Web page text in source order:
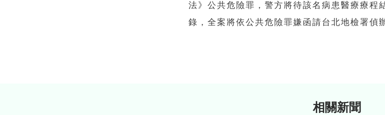
法》公共危險罪，警方將待該名病患醫療療程
錄，全案將依公共危險罪嫌函請台北地檢署偵
相關新聞